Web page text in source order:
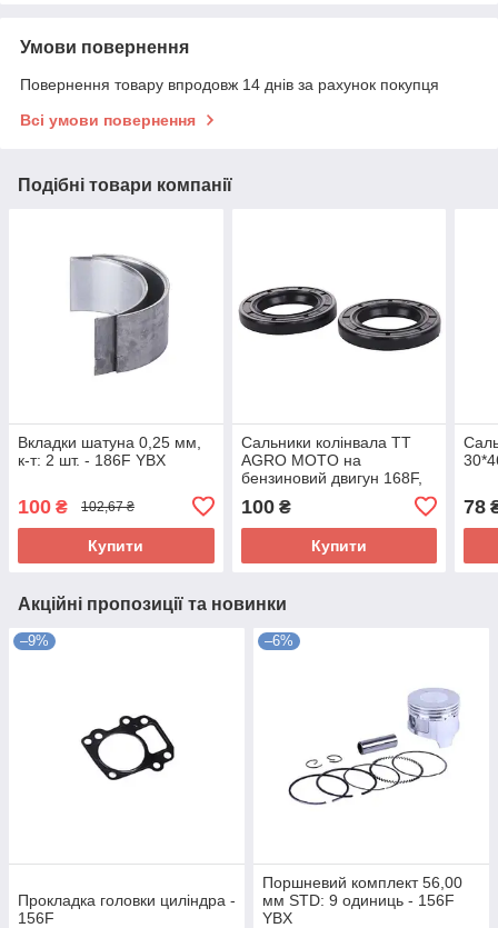
Умови повернення
Повернення товару впродовж 14 днів за рахунок покупця
Всі умови повернення
Подібні товари компанії
Вкладки шатуна 0,25 мм,
к-т: 2 шт. - 186F YBX
100 ₴ 102,67 ₴
Купити
Сальники колінвала TT
AGRO MOTO на
бензиновий двигун 168F,
100₴
Купити
78
Акційні пропозиції та новинки
–9%
Прокладка головки циліндра -
156F
–6%
Поршневий комплект 56,00
мм STD: 9 одиниць - 156F
YBX